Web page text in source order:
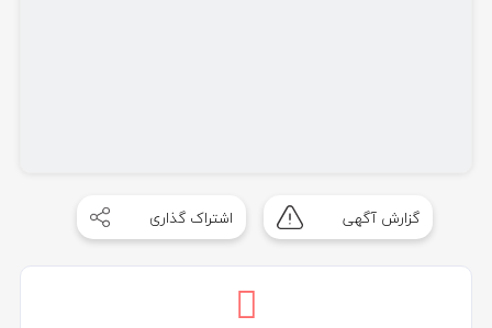
گزارش آگهی اشتراک گذاری